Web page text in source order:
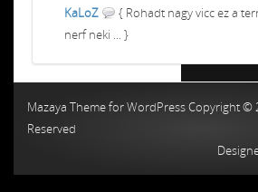
KaLoZ
{ Rohadt nagy vicc ez a
nerf neki ... }
Mazaya Theme for WordPress Copyright ©
Reserved